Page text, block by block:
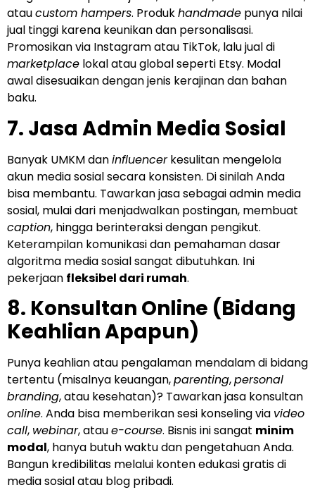
ataucustom hampers. Produkhandmade punya nilai
jual tinggi karena keunikan dan personalisasi.
Promosikan via Instagram atau TikTok, lalu jual di
marketplace lokal atau global seperti Etsy. Modal
awal disesuaikan dengan jenis kerajinan dan bahan
baku.
7. Jasa Admin Media Sosial
Banyak UMKM daninfluencerkesulitan mengelola
akun media sosial secara konsisten. Di sinilah Anda
bisa membantu. Tawarkan jasa sebagai admin media
sosial, mulai dari menjadwalkan postingan, membuat
caption, hingga berinteraksi dengan pengikut.
Keterampilan komunikasi dan pemahaman dasar
algoritma media sosial sangat dibutuhkan. Ini
pekerjaan fleksibel dari rumah.
8. Konsultan Online (Bidang
Keahlian Apapun)
Punya keahlian atau pengalaman mendalam di bidang
tertentu (misalnya keuangan,parenting,personal
branding, atau kesehatan)? Tawarkan jasa konsultan
online. Anda bisa memberikan sesi konseling via video
call, webinar, ataue-course. Bisnis ini sangat minim
modal, hanya butuh waktu dan pengetahuan Anda.
Bangun kredibilitas melalui konten edukasi gratis di
media sosial atau blog pribadi.